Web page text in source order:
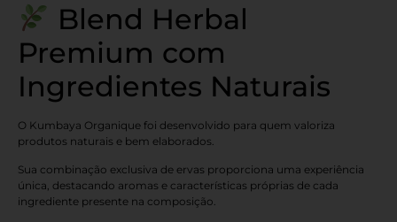
Blend Herbal
Premium com
Ingredientes Naturais
O Kumbaya Organique foi desenvolvido para quem valoriza
produtos naturais e bem elaborados.
Sua combinação exclusiva de ervas proporciona uma experiência
única, destacando aromas e características próprias de cada
ingrediente presente na composição.